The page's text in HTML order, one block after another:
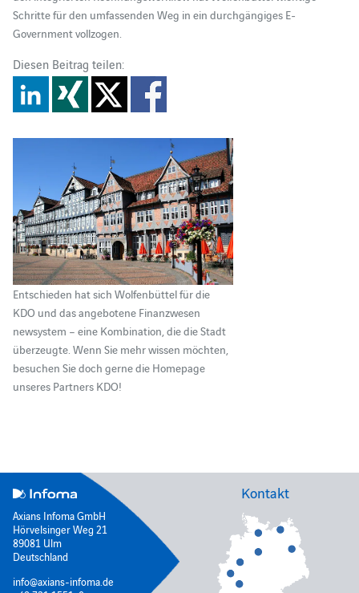
Schritte für den umfassenden Weg in ein durchgängiges E-
Government vollzogen.
Diesen Beitrag teilen:
Entschieden hat sich Wolfenbüttel für die
KDO und das angebotene Finanzwesen
newsystem – eine Kombination, die die Stadt
überzeugte. Wenn Sie mehr wissen möchten,
besuchen Sie doch gerne die Homepage
unseres Partners KDO!
Axians Infoma GmbH
Hörvelsinger Weg 21
89081 Ulm
Deutschland
info@axians-infoma.de
Kontakt